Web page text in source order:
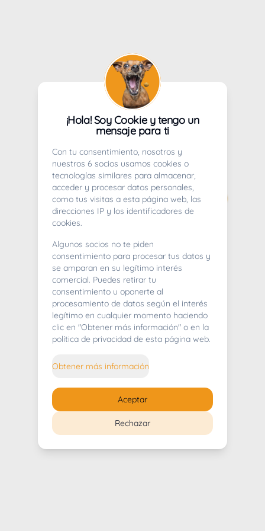
404
Whoops! Lo sentimos mucho.
¡Hola! Soy Cookie y tengo un
mensaje para ti
Con tu consentimiento, nosotros y
nuestros 6 socios usamos cookies o
tecnologías similares para almacenar,
acceder y procesar datos personales,
como tus visitas a esta página web, las
direcciones IP y los identificadores de
cookies.
Algunos socios no te piden
consentimiento para procesar tus datos y
se amparan en su legítimo interés
comercial. Puedes retirar tu
consentimiento u oponerte al
procesamiento de datos según el interés
legítimo en cualquier momento haciendo
clic en "Obtener más información" o en la
política de privacidad de esta página web.
Obtener más información
Rechazar
Aceptar